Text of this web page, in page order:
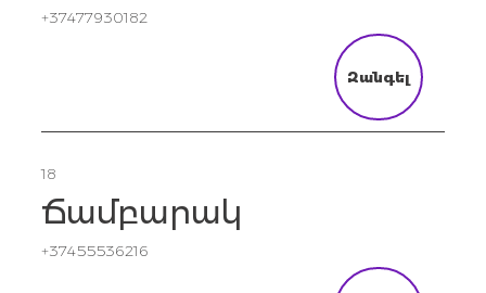
+37477930182
Զանգել
18
Ճամբարակ
+37455536216